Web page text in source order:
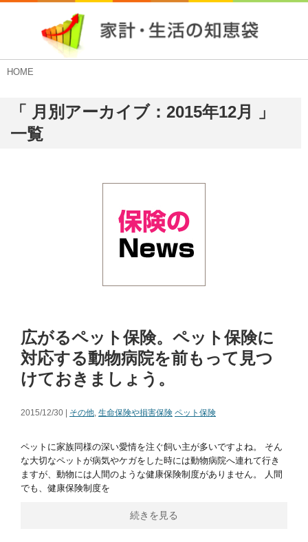
HOME
「 月別アーカイブ：2015年12月 」
一覧
広がるペット保険。ペット保険に
対応する動物病院を前もって見つ
けておきましょう。
2015/12/30 | その他, 生命保険や損害保険 ペット保険
ペットに家族同様の深い愛情を注ぐ飼い主が多いですよね。 そん
な大切なペットが病気やケガをした時には動物病院へ連れて行き
ますが、動物には人間のような健康保険制度がありません。 人間
でも、健康保険制度を
続きを見る